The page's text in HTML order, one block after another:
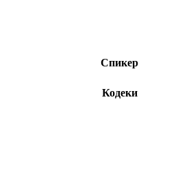
Спикер
Кодеки